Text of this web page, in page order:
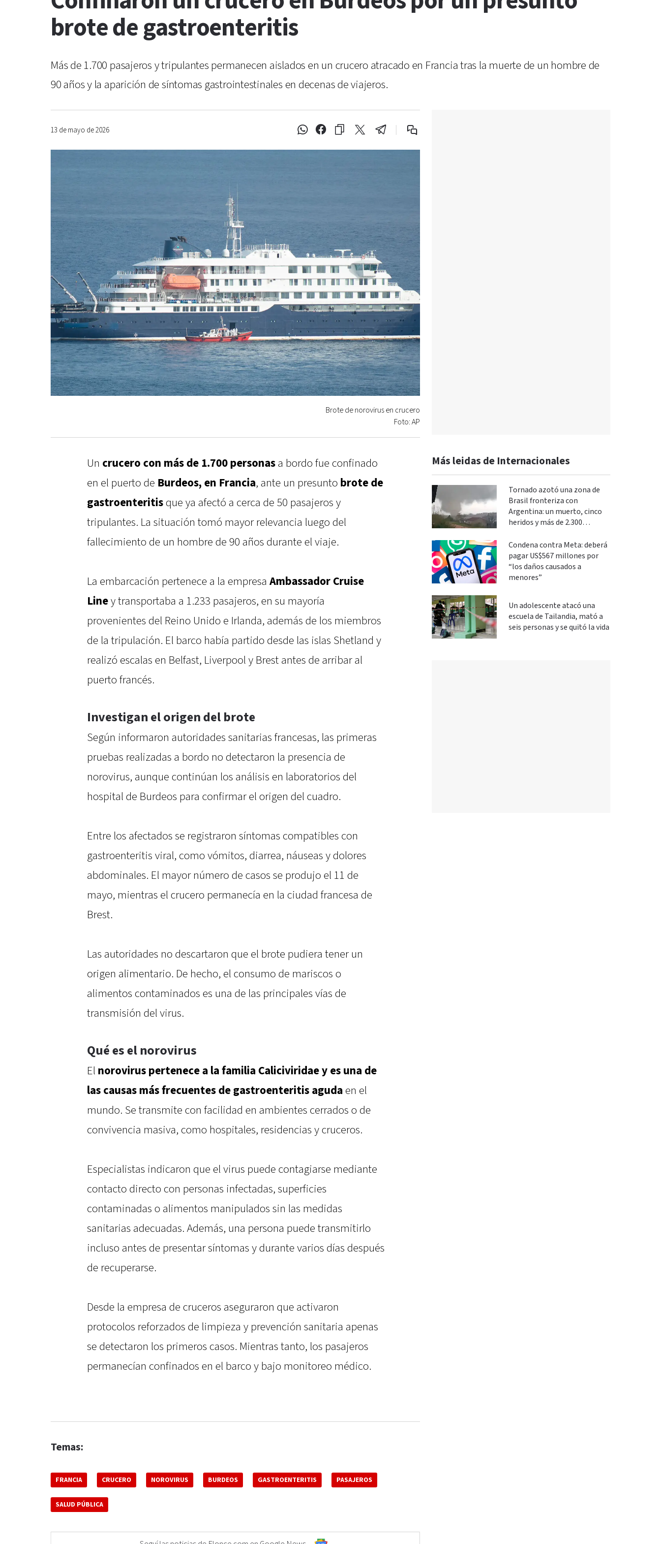
brote de gastroenteritis
Más de 1.700 pasajeros y tripulantes permanecen aislados en un crucero atracado en Francia tras la muerte de un hombre de
90 años y la aparición de síntomas gastrointestinales en decenas de viajeros.
13 de mayo de 2026
Brote de norovirus en crucero
Foto: AP
Un crucero con más de 1.700 personas a bordo fue confinado
en el puerto de Burdeos, en Francia, ante un presunto brote de
gastroenteritisque ya afectó a cerca de 50 pasajeros y
tripulantes. La situación tomó mayor relevancia luego del
fallecimiento de un hombre de 90 años durante el viaje.
La embarcación pertenece a la empresa Ambassador Cruise
Liney transportaba a 1.233 pasajeros, en su mayoría
provenientes del Reino Unido e Irlanda, además de los miembros
de la tripulación. El barco había partido desde las islas Shetland y
realizó escalas en Belfast, Liverpool y Brest antes de arribar al
puerto francés.
Investigan el origen del brote
Según informaron autoridades sanitarias francesas, las primeras
pruebas realizadas a bordo no detectaron la presencia de
norovirus, aunque continúan los análisis en laboratorios del
hospital de Burdeos para confirmar el origen del cuadro.
Entre los afectados se registraron síntomas compatibles con
gastroenteritis viral, como vómitos, diarrea, náuseas y dolores
abdominales. El mayor número de casos se produjo el 11 de
mayo, mientras el crucero permanecía en la ciudad francesa de
Brest.
Las autoridades no descartaron que el brote pudiera tener un
origen alimentario. De hecho, el consumo de mariscos o
alimentos contaminados es una de las principales vías de
transmisión del virus.
Qué es el norovirus
El norovirus pertenece a la familia Caliciviridae y es una de
las causas más frecuentes de gastroenteritis aguda en el
mundo. Se transmite con facilidad en ambientes cerrados o de
convivencia masiva, como hospitales, residencias y cruceros.
Especialistas indicaron que el virus puede contagiarse mediante
contacto directo con personas infectadas, superficies
contaminadas o alimentos manipulados sin las medidas
sanitarias adecuadas. Además, una persona puede transmitirlo
incluso antes de presentar síntomas y durante varios días después
de recuperarse.
Desde la empresa de cruceros aseguraron que activaron
protocolos reforzados de limpieza y prevención sanitaria apenas
se detectaron los primeros casos. Mientras tanto, los pasajeros
permanecían confinados en el barco y bajo monitoreo médico.
Temas:
FRANCIA CRUCERO NOROVIRUS BURDEOS GASTROENTERITIS PASAJEROS
SALUD PÚBLICA
Más leidas de Internacionales
Tornado azotó una zona de
Brasil fronteriza con
Argentina: un muerto, cinco
heridos y más de 2.300
Condena contra Meta: deberá
pagar US$567 millones por
“los daños causados a
menores”
Un adolescente atacó una
escuela de Tailandia, mató a
seis personas y se quitó la vida